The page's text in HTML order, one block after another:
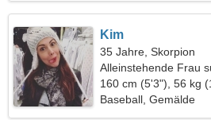
Kim
35 Jahre, Skorpion
Alleinstehende Frau
160 cm (5'3"), 56 kg
Baseball, Gemälde